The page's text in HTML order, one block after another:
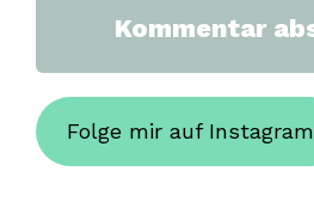
Folge mir auf Instagram